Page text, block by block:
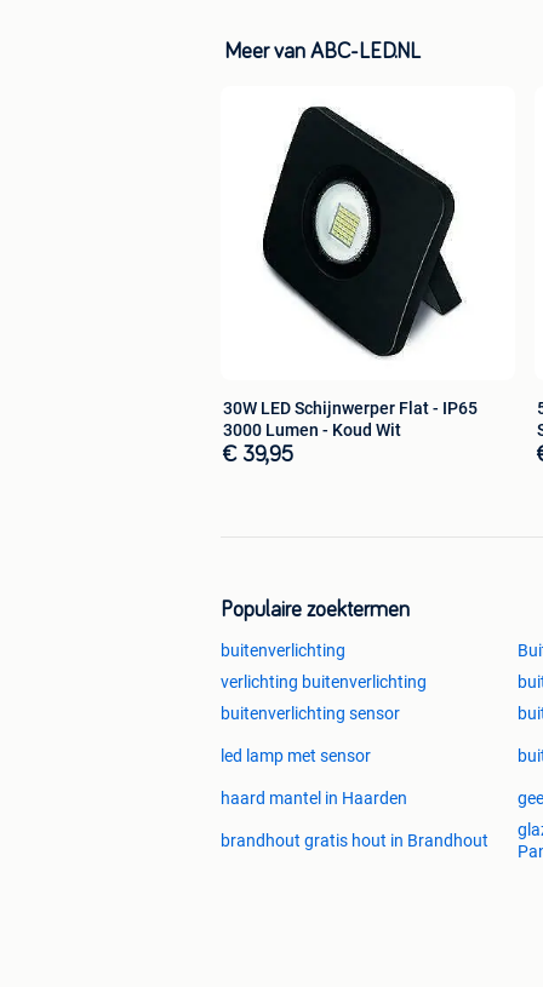
Meer van ABC-LED.NL
30W LED Schijnwerper Flat - IP65
3000 Lumen - Koud Wit
€ 39,95
Populaire zoektermen
buitenverlichting
verlichting buitenverlichting
buitenverlichting sensor
led lamp met sensor
haard mantel in Haarden
brandhout gratis hout in Brandhout